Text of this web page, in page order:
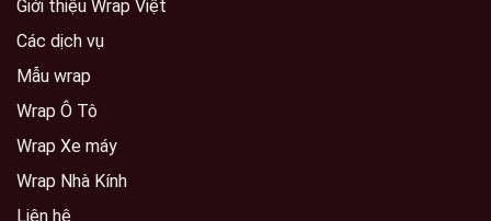
Giới thiệu Wrap Việt
Các dịch vụ
Mẫu wrap
Wrap Ô Tô
Wrap Xe máy
Wrap Nhà Kính
Liên hệ